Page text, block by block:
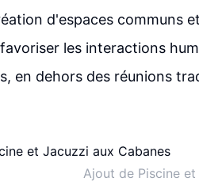
d'espaces communs
les interactions
en dehors des réunions
Ajout de Piscine